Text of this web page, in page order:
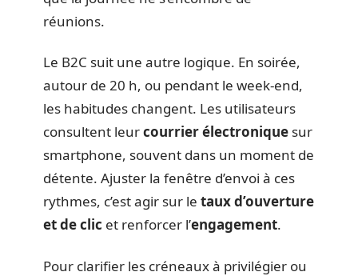
réunions.
Le B2C suit une autre logique. En soirée,
autour de 20 h, ou pendant le week-end,
les habitudes changent. Les utilisateurs
consultent leurcourrier électronique sur
smartphone, souvent dans un moment de
détente. Ajuster la fenêtre d’envoi à ces
rythmes, c’est agir sur le taux d’ouverture
et de clic et renforcer l’engagement.
Pour clarifier les créneaux à privilégier ou